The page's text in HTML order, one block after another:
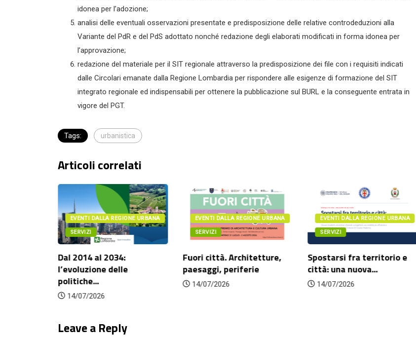
idonea per l’adozione;
analisi delle eventuali osservazioni presentate e predisposizione delle relative controdeduzioni alla
Variante del PdR e del PdS adottato nonché redazione degli elaborati modificati in forma idonea per
l’approvazione;
redazione del materiale per il SIT regionale attraverso la predisposizione dei file con i requisiti indicati
dalle Circolari emanate dalla Regione Lombardia per rispondere alle esigenze di formazione del SIT
integrato regionale ed indispensabili per ottenere la pubblicazione sul BURL e la conseguente entrata in
vigore del PGT.
Tags: urbanistica
Articoli correlati
EVENTI DALLA REGIONE URBANA
SERVIZI
Dal 2014 al 2034:
l’evoluzione delle
politiche...
14/07/2026
EVENTI DALLA REGIONE URBANA
SERVIZI
Fuori città. Architetture,
paesaggi, periferie
14/07/2026
EVENTI DALLA REGIONE URBANA
SERVIZI
Spostarsi fra territorio e
città: una nuova...
14/07/2026
Leave a Reply